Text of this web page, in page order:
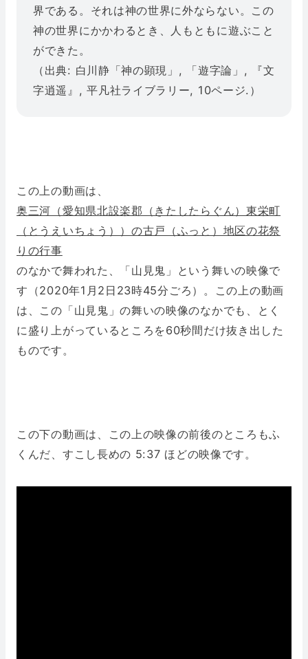
界である。それは神の世界に外ならない。この
神の世界にかかわるとき、人もともに遊ぶこと
ができた。
（出典: 白川静「神の顕現」, 「遊字論」, 『文
字逍遥』, 平凡社ライブラリー, 10ページ.）
この上の動画は、
奥三河（愛知県北設楽郡（きたしたらぐん）東栄町
（とうえいちょう））の古戸（ふっと）地区の花祭
りの行事
のなかで舞われた、「山見鬼」という舞いの映像で
す（2020年1月2日23時45分ごろ）。この上の動画
は、この「山見鬼」の舞いの映像のなかでも、とく
に盛り上がっているところを60秒間だけ抜き出した
ものです。
この下の動画は、この上の映像の前後のところもふ
くんだ、すこし長めの 5:37 ほどの映像です。